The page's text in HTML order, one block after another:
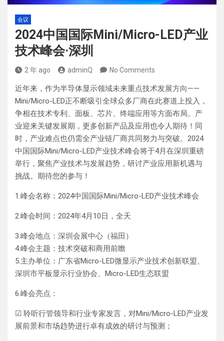
会议
2024中国国际Mini/Micro-LED产业
技术峰会·深圳
2 年 ago adminQ No Comments
近年来，作为半导体显示领域未来重点技术发展方向——
Mini/Micro-LED正不断吸引全球众多厂商在此赛道上投入，
争相在技术专利、面板、芯片、终端应用等方面布局。产
业迎来关键发展期，更多创新产品及应用也令人期待！同
时，产业难点也仍需全产业链厂商共同努力与突破。2024
中国国际Mini/Micro-LED产业技术峰会将于4月在深圳重磅
举行，聚焦产业技术与发展趋势，研讨产业应用新机遇与
挑战。期待您的参与！
1.峰会名称：2024中国国际Mini/Micro-LED产业技术峰会
2.峰会时间：2024年4月10日，全天
3.峰会地点：深圳会展中心（福田）
4.峰会主题：技术突破和商用前瞻
5.主办单位：广东省Micro-LED微显示产业技术创新联盟、
深圳市平板显示行业协会、Micro-LED生态联盟
6.峰会亮点：
☑ 聆听行管领导和行业专家发言，对Mini/Micro-LED产业发
展前景和市场趋势进行卓有成效的研讨与预测；